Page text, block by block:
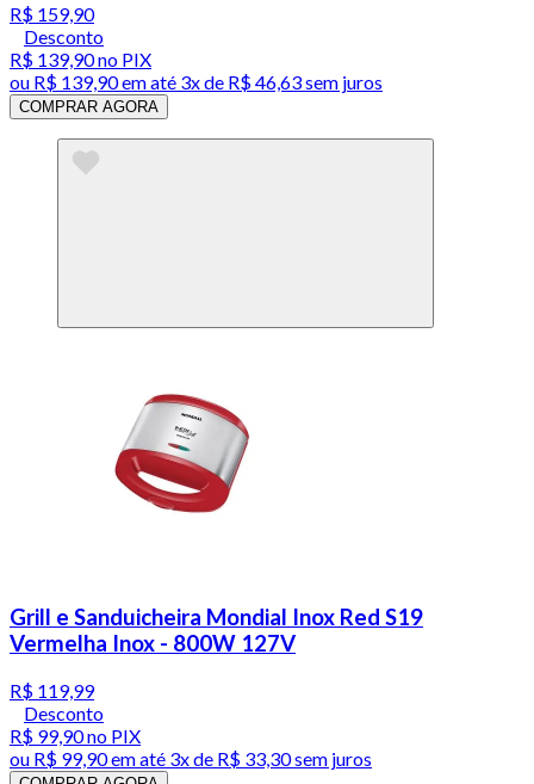
R$ 159,90
Desconto
R$ 139,90no PIX
ou R$ 139,90em até 3x de R$ 46,63 sem juros
COMPRAR AGORA
Grill e Sanduicheira Mondial Inox Red S19
Vermelha Inox - 800W 127V
R$ 119,99
Desconto
R$ 99,90no PIX
ou R$ 99,90em até 3x de R$ 33,30 sem juros